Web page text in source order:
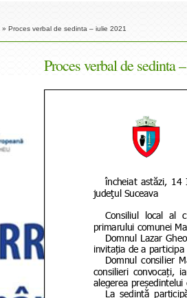
» Proces verbal de sedinta – iulie 2021
Proces verbal de sedinta